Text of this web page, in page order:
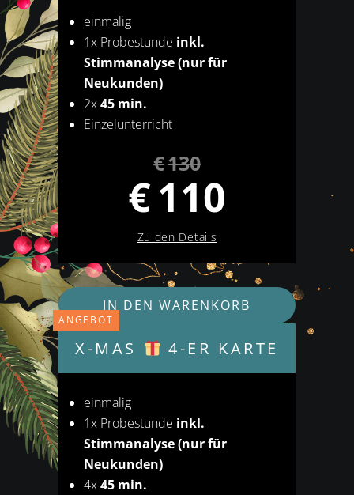
einmalig
1x Probestunde inkl.
Stimmanalyse (nur für
Neukunden)
2x45 min.
Einzelunterricht
€130Ursprünglicher
Preis
war:
€110
Preis
ist:
€110.
Zu den Details
IN DEN WARENKORB
X-MAS 4-ER KARTE
ANGEBOT
einmalig
1x Probestunde inkl.
Stimmanalyse (nur für
Neukunden)
4x45 min.